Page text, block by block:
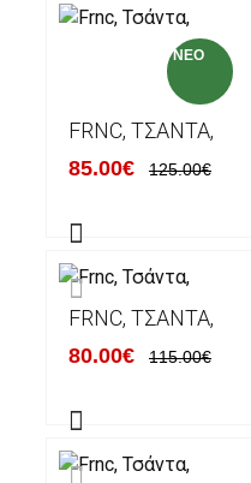
NEO
FRNC, ΤΣΆΝΤΑ,
85.00€ 125.00€
FRNC, ΤΣΆΝΤΑ,
80.00€ 115.00€